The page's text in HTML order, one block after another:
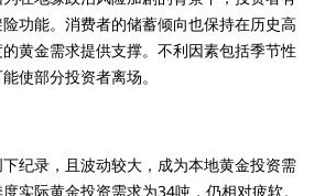
功能。消费者的储蓄倾向也保持在历史高
黄金需求提供支撑。不利因素包括季节性
使部分投资者离场。
纪录，且波动较大，成为本地黄金投资需
实际黄金投资需求为34吨，仍相对疲软。